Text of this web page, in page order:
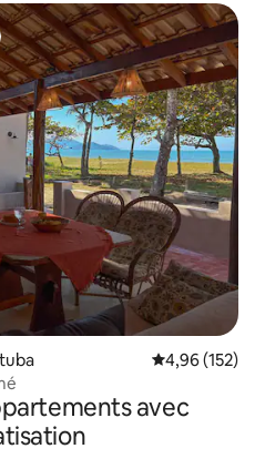
Évaluation
4,96 (152)
avec